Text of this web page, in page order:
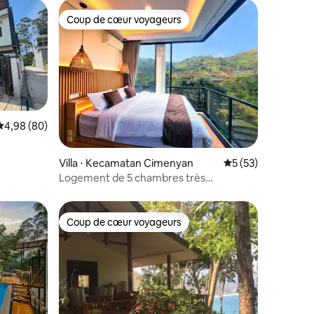
: 5 sur 5
moyenne sur la base de 80 commentaires : 4,98 sur 5
4,98 (80)
Coup de cœur voyageurs
Coup de cœur voyageurs
Villa ⋅ Kecamatan Cimenyan Évaluation
5 (53)
Logement de 5 chambres très
option
appréciés Coup de cœur voyageurs
Coup de cœur voyageurs